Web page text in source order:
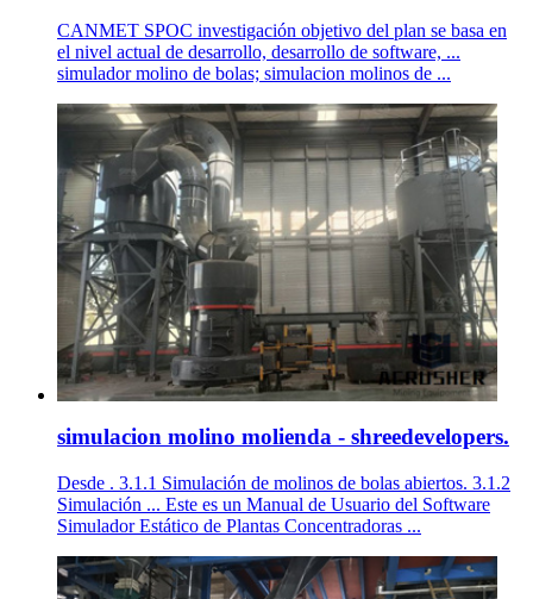
CANMET SPOC investigación objetivo del plan se basa en
el nivel actual de desarrollo, desarrollo de software, ...
simulador molino de bolas; simulacion molinos de ...
simulacion molino molienda - shreedevelopers.
Desde . 3.1.1 Simulación de molinos de bolas abiertos. 3.1.2
Simulación ... Este es un Manual de Usuario del Software
Simulador Estático de Plantas Concentradoras ...